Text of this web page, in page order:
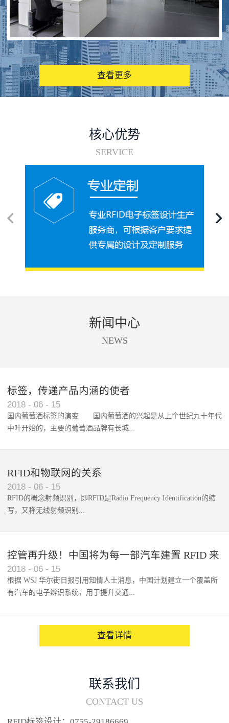
图书馆RFID电子标签管理系统
查看更多
核心优势
SERVICE
新闻中心
NEWS
标签，传递产品内涵的使者
2018 - 06 - 15
国内葡萄酒标签的演变 国内葡萄酒的兴起是从上个世纪九十年代
中叶开始的，主要的葡萄酒品牌有长城...
RFID和物联网的关系
2018 - 06 - 15
RFID的概念射频识别，即RFID是Radio Frequency Identification的缩
写，又称无线射频识别...
控管再升级！中国将为每一部汽车建置 RFID 来
架构辨识系统
2018 - 06 - 15
根据 WSJ 华尔街日报引用知情人士消息，中国计划建立一个覆盖所
有汽车的电子辨识系统，用于提升交通...
查看详情
联系我们
CONTACT US